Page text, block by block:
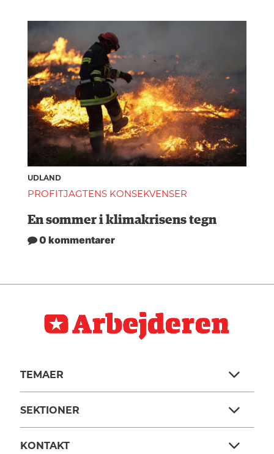
UDLAND
PROFITJAGTENS KONSEKVENSER
En sommer i klimakrisens tegn
0 kommentarer
TEMAER
SEKTIONER
KONTAKT